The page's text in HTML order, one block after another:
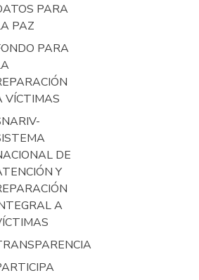
PARA
PAZ
PARA
VÍCTIMAS
DE
Y
A